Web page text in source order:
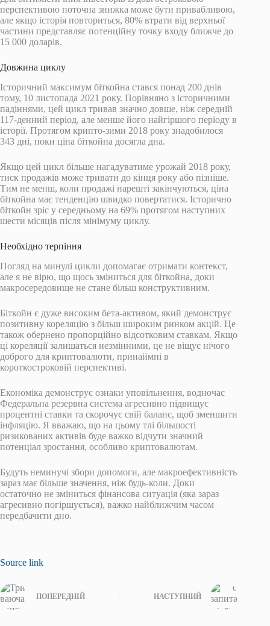
перспективою поточна знижка може бути привабливою,
але якщо історія повториться, 80% втрати від верхньої
частини представляє потенційну точку входу ближче до
15 000 доларів.
Довжина циклу
Історичний максимум біткойна стався понад 200 днів
тому, 10 листопада 2021 року. Порівняно з історичними
падіннями, цей цикл тривав значно довше, ніж середній
117-денний період, але менше його найгіршого періоду в
історії. Протягом крипто-зими 2018 року знадобилося
343 дні, поки ціна біткойна досягла дна.
Якщо цей цикл більше нагадуватиме урожай 2018 року,
тиск продажів може тривати до кінця року або пізніше.
Тим не менш, коли продажі нарешті закінчуються, ціна
біткойна має тенденцію швидко повертатися. Історично
біткойн зріс у середньому на 69% протягом наступних
шести місяців після мінімуму циклу.
Необхідно терпіння
Погляд на минулі цикли допомагає отримати контекст,
але я не вірю, що щось зміниться для біткойна, доки
макросередовище не стане більш конструктивним.
Біткойн є дуже високим бета-активом, який демонструє
позитивну кореляцію з більш широким ринком акцій. Це
також обернено пропорційно відсотковим ставкам. Якщо
ці кореляції залишаться незмінними, це не віщує нічого
доброго для криптовалюти, принаймні в
короткостроковій перспективі.
Економіка демонструє ознаки уповільнення, водночас
Федеральна резервна система агресивно підвищує
процентні ставки та скорочує свій баланс, щоб зменшити
інфляцію. Я вважаю, що на цьому тлі більшості
ризикованих активів буде важко відчути значний
потенціал зростання, особливо криптовалютам.
Будуть неминучі збори допомоги, але макроефективність
зараз має більше значення, ніж будь-коли. Доки
остаточно не зміниться фінансова ситуація (яка зараз
агресивно погіршується), важко найближчим часом
передбачити дно.
Source link
ПОПЕРЕДНІЙ НАСТУПНИЙ